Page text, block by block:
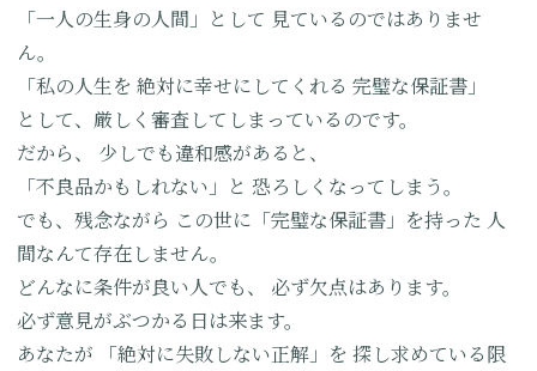
「一人の生身の人間」として 見ているのではありませ
ん。
「私の人生を 絶対に幸せにしてくれる 完璧な保証書」
として、厳しく審査してしまっているのです。
だから、
少しでも違和感があると、
「不良品かもしれない」と 恐ろしくなってしまう。
でも、残念ながら この世に「完璧な保証書」を持った 人
間なんて存在しません。
どんなに条件が良い人でも、
必ず欠点はあります。
必ず意見がぶつかる日は来ます。
あなたが
「絶対に失敗しない正解」を 探し求めている限